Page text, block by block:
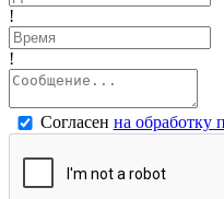
!
!
Согласен на обработку